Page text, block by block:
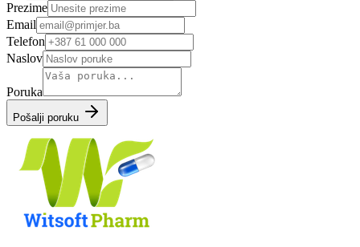
Prezime
Email
Telefon
Naslov
Poruka
Pošalji poruku